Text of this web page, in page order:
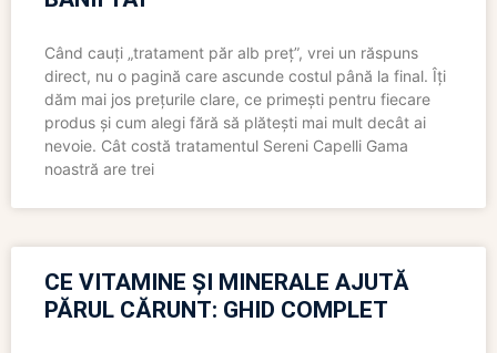
Când cauți „tratament păr alb preț”, vrei un răspuns
direct, nu o pagină care ascunde costul până la final. Îți
dăm mai jos prețurile clare, ce primești pentru fiecare
produs și cum alegi fără să plătești mai mult decât ai
nevoie. Cât costă tratamentul Sereni Capelli Gama
noastră are trei
CE VITAMINE ȘI MINERALE AJUTĂ
PĂRUL CĂRUNT: GHID COMPLET